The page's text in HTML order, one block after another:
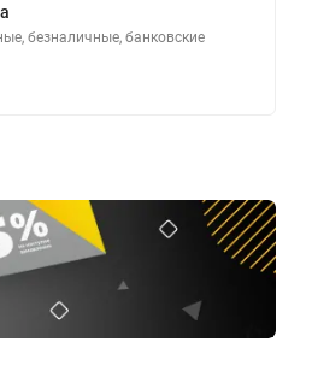
безналичные, банковские